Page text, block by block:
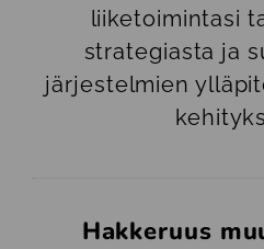
liiketoimintasi
strategiasta ja
järjestelmien
Hakkeruus